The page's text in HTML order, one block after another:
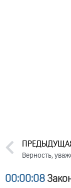
00:00:08